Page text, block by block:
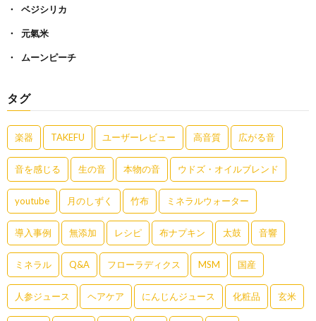
ベジシリカ
元氣米
ムーンピーチ
タグ
楽器 TAKEFU ユーザーレビュー 高音質 広がる音
音を感じる 生の音 本物の音 ウドズ・オイルブレンド
youtube 月のしずく 竹布 ミネラルウォーター
導入事例 無添加 レシピ 布ナプキン 太鼓 音響
ミネラル Q&A フローラディクス MSM 国産
人参ジュース ヘアケア にんじんジュース 化粧品 玄米